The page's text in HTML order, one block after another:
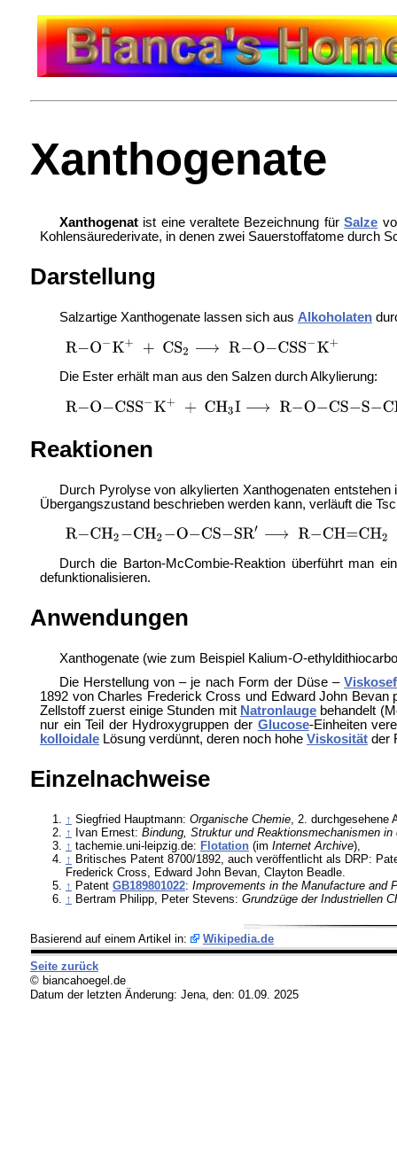
Xanthogenate
Xanthogenatist eine veraltete Bezeichnung fürSalze
Kohlensäurederivate, in denen zwei Sauerstoffatome durch
Darstellung
Salzartige Xanthogenate lassen sich aus Alkoholaten
Die Ester erhält man aus den Salzen durch Alkylierung:
Reaktionen
Durch Pyrolyse von alkylierten Xanthogenaten
Übergangszustand beschrieben werden kann, verläuft die
Durch die Barton-McCombie-Reaktion überführt man
defunktionalisieren.
Anwendungen
Xanthogenate (wie zum Beispiel Kalium-O-
Die Herstellung von – je nach Form der Düse –
1892 vonCharles Frederick Cross und Edward John Bevan
Zellstoff zuerst einige Stunden mit Natronlauge behandelt (
nur ein Teil der Hydroxygruppen der Glucose-Einheiten
kolloidaleLösung verdünnt, deren noch hohe Viskositätder
Einzelnachweise
↑ Siegfried Hauptmann: Organische Chemie, 2. durchgesehene
↑ Ivan Ernest: Bindung, Struktur und Reaktionsmechanismen in
↑ tachemie.uni-leipzig.de: Flotation(im Internet Archive),
↑ Britisches Patent 8700/1892, auch veröffentlicht als DRP:
Frederick Cross, Edward John Bevan, Clayton Beadle.
↑ Patent GB189801022: Improvements in the Manufacture and
↑ Bertram Philipp, Peter Stevens: Grundzüge der Industriellen
Basierend auf einem Artikel in: Wikipedia.de
Seite zurück
© biancahoegel.de
Datum der letzten Änderung: Jena, den: 01.09. 2025